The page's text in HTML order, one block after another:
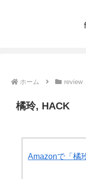
ホーム review
橘玲, HACK
Amazonで「橘